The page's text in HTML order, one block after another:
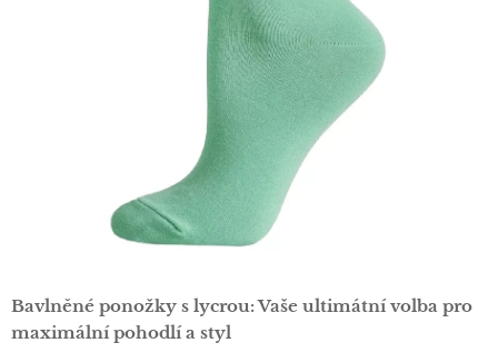
Bavlněné ponožky s lycrou: Vaše ultimátní volba pro
maximální pohodlí a styl